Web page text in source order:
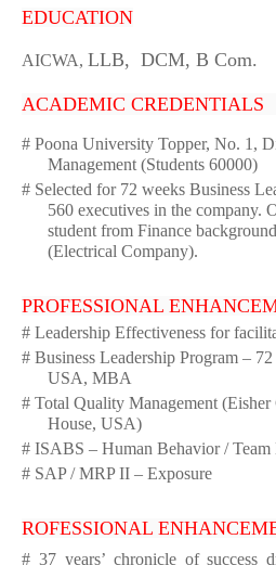
EDUCATION
AICWA, LLB, DCM, B Com.
ACADEMIC CREDENTIALS
# Poona University Topper, No. 1,
Management (Students 60000)
# Selected for 72 weeks Business
560 executives in the company.
student from Finance
(Electrical Company).
PROFESSIONAL
# Leadership Effectiveness for
# Business Leadership Program –
USA, MBA
# Total Quality Management (Eisher
House, USA)
# ISABS – Human Behavior /
# SAP / MRP II – Exposure
ROFESSIONAL
# 37 years’ chronicle of success